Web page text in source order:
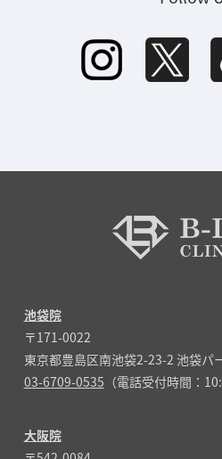
池袋院
〒171-0022
東京都豊島区南池袋2-23-2 池袋パ
03-6709-0535 （電話受付時間：
大阪院